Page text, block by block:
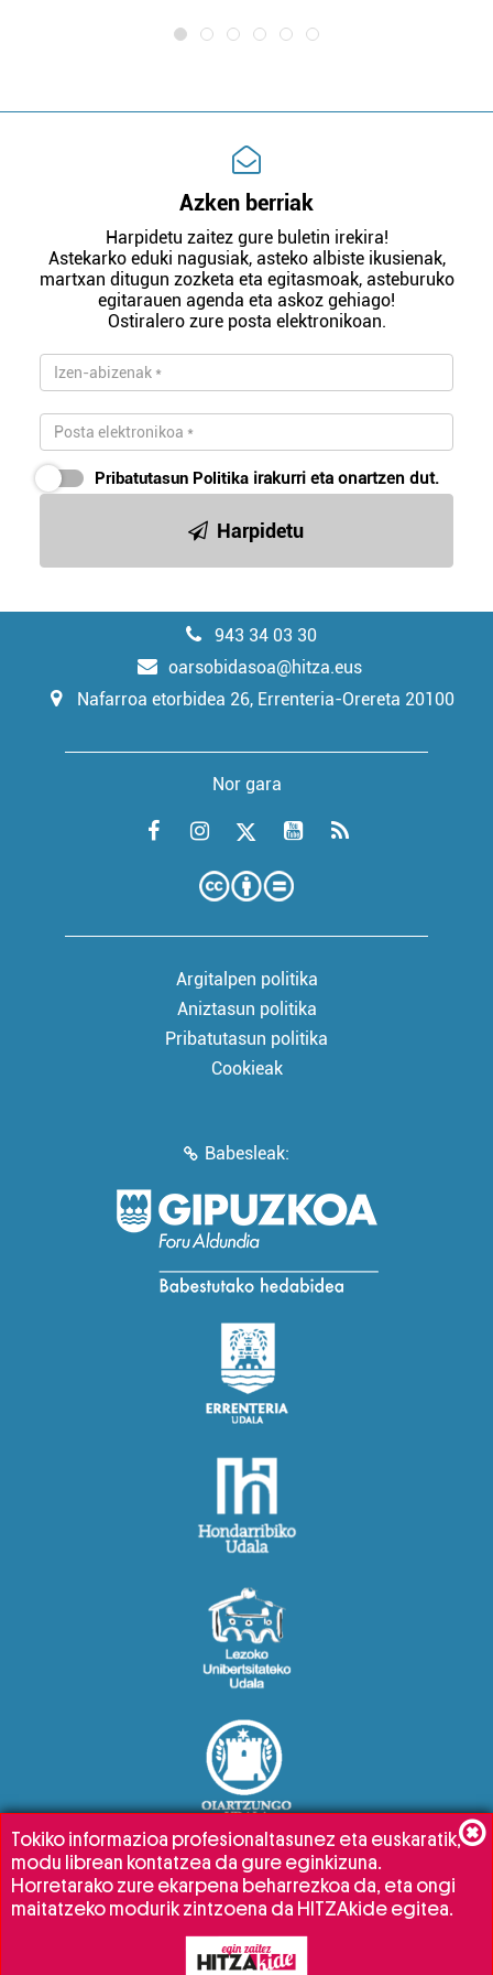
Azken berriak
Harpidetu zaitez gure buletin irekira!
Astekarko eduki nagusiak, asteko albiste ikusienak,
martxan ditugun zozketa eta egitasmoak, asteburuko
egitarauen agenda eta askoz gehiago!
Ostiralero zure posta elektronikoan.
Pribatutasun Politika irakurri eta onartzen dut.
Harpidetu
943 34 03 30
oarsobidasoa@hitza.eus
Nafarroa etorbidea 26, Errenteria-Orereta 20100
Nor gara
Argitalpen politika
Aniztasun politika
Pribatutasun politika
Cookieak
Babesleak:
Tokiko informazioa profesionaltasunez eta euskaratik,
modu librean kontatzea da gure eginkizuna.
Horretarako zure ekarpena beharrezkoa da, eta ongi
maitatzeko modurik zintzoena da HITZAkide egitea.